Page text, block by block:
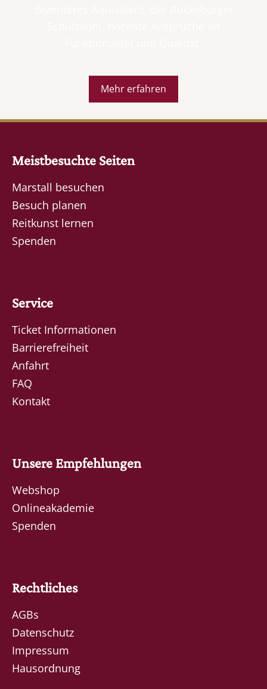
Mehr erfahren
Meistbesuchte Seiten
Marstall besuchen
Besuch planen
Reitkunst lernen
Spenden
Service
Ticket Informationen
Barrierefreiheit
Anfahrt
FAQ
Kontakt
Unsere Empfehlungen
Webshop
Onlineakademie
Spenden
Rechtliches
AGBs
Datenschutz
Impressum
Hausordnung